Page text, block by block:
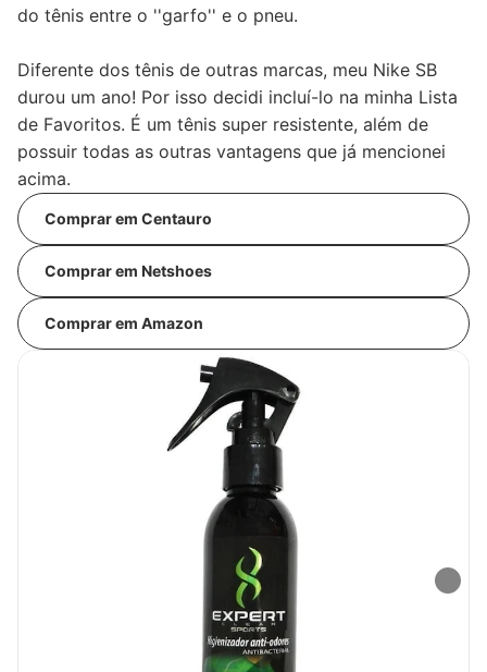
do tênis entre o ''garfo'' e o pneu.
Diferente dos tênis de outras marcas, meu Nike SB
durou um ano! Por isso decidi incluí-lo na minha Lista
de Favoritos. É um tênis super resistente, além de
possuir todas as outras vantagens que já mencionei
acima.
Comprar em Centauro
Comprar em Netshoes
Comprar em Amazon